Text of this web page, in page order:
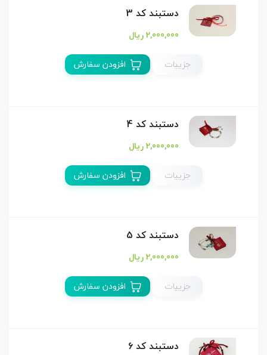
دستبند كد 3
2,000,000 ریال
جزییات
افزودن سفارش
دستبند كد 4
2,000,000 ریال
جزییات
افزودن سفارش
دستبند كد 5
2,000,000 ریال
جزییات
افزودن سفارش
دستبند كد 6